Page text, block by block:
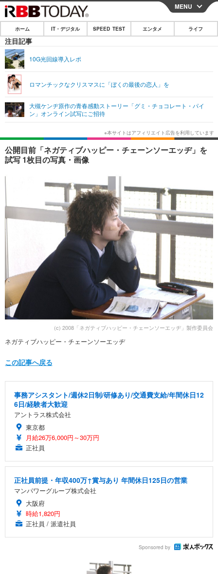
CLOSE
ホーム
IT・デジタル
ショッピング その他
SPEED TEST
エンタメ
エンタメTOP
韓国・芸能
音楽 スポーツ
ショッピング その他
ライフ
ライフTOP グルメ
ペット ショッピング
リリース一覧
プッシュ通知の停止方法
MENU
ホーム IT・デジタル SPEED TEST エンタメ ライフ
注目記事
10G光回線導入レポ
ロマンチックなクリスマスに「ぼくの最後の恋人」を
大槻ケンヂ原作の青春感動ストーリー「グミ・チョコレート・パイ
ン」オンライン試写にご招待
公開目前「ネガティブハッピー・チェーンソーエッヂ」を
試写 1枚目の写真・画像
(c) 2008「ネガティブハッピー・チェーンソーエッヂ」製作委員会
ネガティブハッピー・チェーンソーエッヂ
この記事へ戻る
事務アシスタント/週休2日制/研修あり/交通費支給/年間休日12
6日/経験者大歓迎
アントラス株式会社
東京都
月給26万6,000円～30万円
正社員
正社員前提・年収400万↑賞与あり 年間休日125日の営業
マンパワーグループ株式会社
大阪府
時給1,820円
正社員 / 派遣社員
Sponsored by